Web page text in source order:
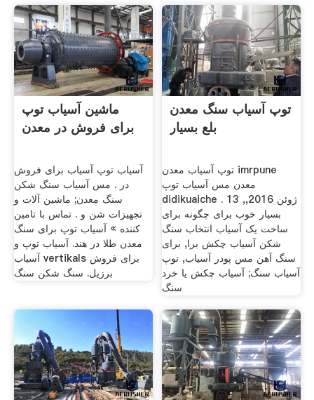
ماشین آسیاب توپ
برای فروش در معدن
آسیاب توپ آسیاب برای فروش
در . مس آسیاب سنگ شکن
سنگ معدن; ماشین آلات و
تجهیزات شن و . تماس با تامین
کننده » آسیاب توپ برای سنگ
معدن طلا در هند. آسیاب توپ و
آسیاب vertikals برای فروش
برزیل. سنگ شکن سنگ
توپ آسیاب سنگ معدن
بلع بسیار
توپ آسیاب معدن imrpune
معدن مس آسیاب توپ
didikuaiche . 13 ژوئن 2016,,
بسیار خوب برای چگونه برای
ساخت یک آسیاب انتخاب سنگ
شکن آسیاب چکش برا, برای
سنگ آهن مس پودر آسیاب, توپ
آسیاب سنگ; آسیاب چکش یا خرد
سنگ